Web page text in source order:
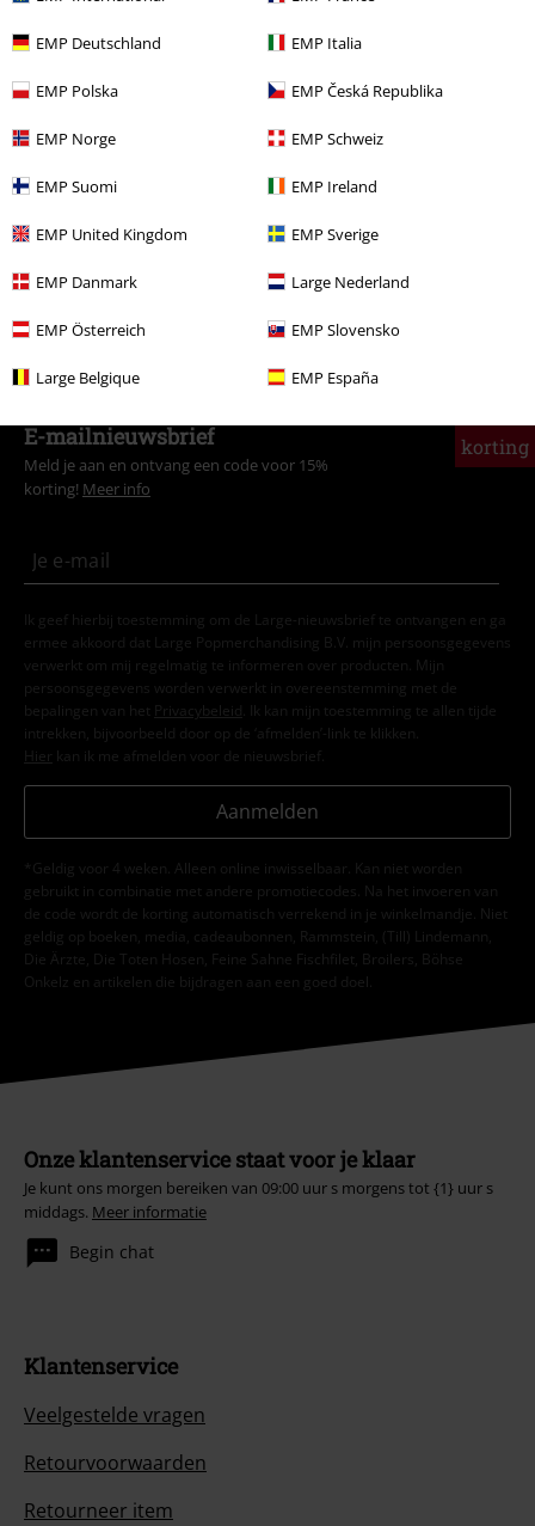
EMP Deutschland EMP Italia
EMP Polska EMP Česká Republika
EMP Norge EMP Schweiz
EMP Suomi EMP Ireland
EMP United Kingdom EMP Sverige
EMP Danmark Large Nederland
EMP Österreich EMP Slovensko
Large Belgique EMP España
Meer categorieën. Meer opties.
korting
E-mailnieuwsbrief
Meld je aan en ontvang een code voor 15%
korting! Meer info
Ik geef hierbij toestemming om de Large-nieuwsbrief te ontvangen en ga
ermee akkoord dat Large Popmerchandising B.V. mijn persoonsgegevens
verwerkt om mij regelmatig te informeren over producten. Mijn
persoonsgegevens worden verwerkt in overeenstemming met de
bepalingen van het
Privacybeleid . Ik kan mijn toestemming te allen tijde
intrekken, bijvoorbeeld door op de ‘afmelden’-link te klikken.
Hier kan ik me afmelden voor de nieuwsbrief.
Aanmelden
*Geldig voor 4 weken. Alleen online inwisselbaar. Kan niet worden
gebruikt in combinatie met andere promotiecodes. Na het invoeren van
de code wordt de korting automatisch verrekend in je winkelmandje. Niet
geldig op boeken, media, cadeaubonnen, Rammstein, (Till) Lindemann,
Die Ärzte, Die Toten Hosen, Feine Sahne Fischfilet, Broilers, Böhse
Onkelz en artikelen die bijdragen aan een goed doel.
Onze klantenservice staat voor je klaar
Je kunt ons morgen bereiken van 09:00 uur s morgens tot {1} uur s
middags. Meer informatie
Begin chat
Klantenservice
Veelgestelde vragen
Retourvoorwaarden
Retourneer item